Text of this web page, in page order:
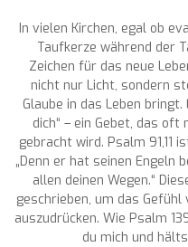
In vielen Kirchen, egal ob
Taufkerze während der
Zeichen für das neue
nicht nur Licht, sondern
Glaube in das Leben
dich“ – ein Gebet, das
gebracht wird. Psalm 91,11
„Denn er hat seinen Engeln
allen deinen Wegen.“
geschrieben, um das
auszudrücken. Wie Psalm
du mich und